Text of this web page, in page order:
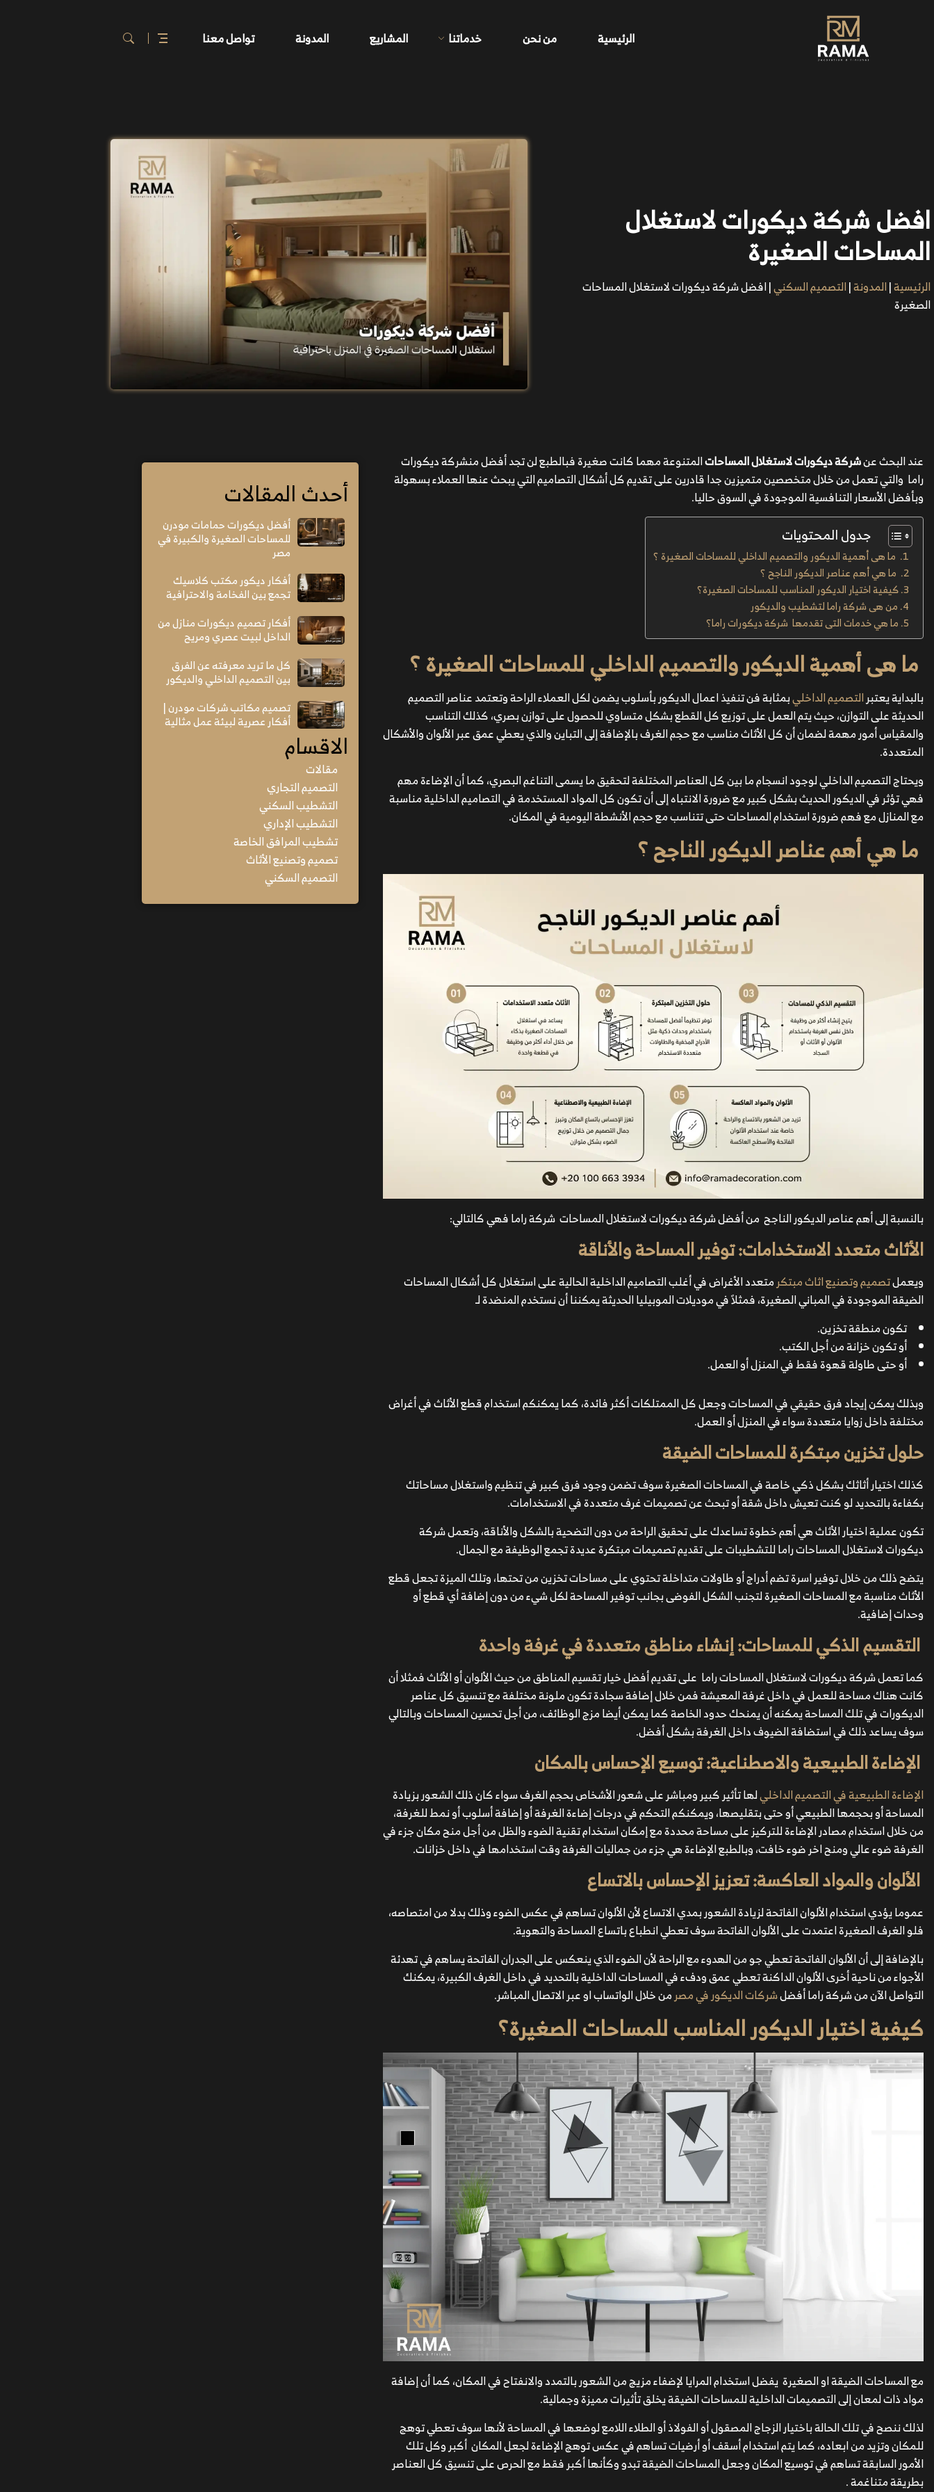
الرئيسية من نحن خدماتنا المشاريع المدونة تواصل معنا
افضل شركة ديكورات لاستغلال
المساحات الصغيرة
الرئيسية|المدونة|التصميم السكني|افضل شركة ديكورات لاستغلال المساحات
الصغيرة
عند البحث عنشركة ديكورات لاستغلال المساحاتالمتنوعة مهما كانت صغيرة فبالطبع لن تجد أفضل منشركة ديكورات
راما والتي تعمل من خلال متخصصين متميزين جدا قادرين على تقديم كل أشكال التصاميم التي يبحث عنها العملاء بسهولة
وبأفضل الأسعار التنافسية الموجودة في السوق حاليا.
جدول المحتويات
ما هى أهمية الديكور والتصميم الداخلي للمساحات الصغيرة ؟
ما هي أهم عناصر الديكور الناجح ؟
كيفية اختيار الديكور المناسب للمساحات الصغيرة؟
من هى شركة راما لتشطيب والديكور
ما هي خدمات التى تقدمها شركة ديكورات راما؟
ما هى أهمية الديكور والتصميم الداخلي للمساحات الصغيرة ؟
بالبداية يعتبرالتصميم الداخليبمثابة فن تنفيذ اعمال الديكور بأسلوب يضمن لكل العملاء الراحة وتعتمد عناصر التصميم
الحديثة على التوازن، حيث يتم العمل على توزيع كل القطع بشكل متساوي للحصول على توازن بصري، كذلك التناسب
والمقياس أمور مهمة لضمان أن كل الأثاث مناسب مع حجم الغرف بالإضافة إلى التباين والذي يعطي عمق عبر الألوان والأشكال
المتعددة.
ويحتاج التصميم الداخلي لوجود انسجام ما بين كل العناصر المختلفة لتحقيق ما يسمى التناغم البصري، كما أن الإضاءة مهم
فهي تؤثر في الديكور الحديث بشكل كبير مع ضرورة الانتباه إلى أن تكون كل المواد المستخدمة في التصاميم الداخلية مناسبة
مع المنازل مع فهم ضرورة استخدام المساحات حتى تتناسب مع حجم الأنشطة اليومية في المكان.
ما هي أهم عناصر الديكور الناجح ؟
بالنسبة إلى أهم عناصر الديكور الناجح من أفضل شركة ديكورات لاستغلال المساحات شركة راما فهي كالتالي:
الأثاث متعدد الاستخدامات: توفير المساحة والأناقة
ويعملتصميم وتصنيع اثاث مبتكر متعدد الأغراض في أغلب التصاميم الداخلية الحالية على استغلال كل أشكال المساحات
الضيقة الموجودة في المباني الصغيرة، فمثلاً في موديلات الموبيليا الحديثة يمكننا أن نستخدم المنضدة لـ
تكون منطقة تخزين.
أو تكون خزانة من أجل الكتب.
أو حتى طاولة قهوة فقط في المنزل أو العمل.
وبذلك يمكن إيجاد فرق حقيقي في المساحات وجعل كل الممتلكات أكثر فائدة، كما يمكنكم استخدام قطع الأثاث في أغراض
مختلفة داخل زوايا متعددة سواء في المنزل أو العمل.
حلول تخزين مبتكرة للمساحات الضيقة
كذلك اختيار أثاثك بشكل ذكي خاصة في المساحات الصغيرة سوف تضمن وجود فرق كبير في تنظيم واستغلال مساحاتك
بكفاءة بالتحديد لو كنت تعيش داخل شقة أو تبحث عن تصميمات غرف متعددة في الاستخدامات.
تكون عملية اختيار الأثاث هي أهم خطوة تساعدك على تحقيق الراحة من دون التضحية بالشكل والأناقة، وتعمل شركة
ديكورات لاستغلال المساحات راما للتشطيبات على تقديم تصميمات مبتكرة عديدة تجمع الوظيفة مع الجمال.
يتضح ذلك من خلال توفير اسرة تضم أدراج أو طاولات متداخلة تحتوي على مساحات تخزين من تحتها، وتلك الميزة تجعل قطع
الأثاث مناسبة مع المساحات الصغيرة لتجنب الشكل الفوضى بجانب توفير المساحة لكل شيء من دون إضافة أي قطع أو
وحدات إضافية.
التقسيم الذكي للمساحات: إنشاء مناطق متعددة في غرفة واحدة
كما تعمل شركة ديكورات لاستغلال المساحات راما على تقديم أفضل خيار تقسيم المناطق من حيث الألوان أو الأثاث فمثلا أن
كانت هناك مساحة للعمل في داخل غرفة المعيشة فمن خلال إضافة سجادة تكون ملونة مختلفة مع تنسيق كل عناصر
الديكورات في تلك المساحة يمكنه أن يمنحك حدود الخاصة كما يمكن أيضا مزج الوظائف، من أجل تحسين المساحات وبالتالي
سوف يساعد ذلك في استضافة الضيوف داخل الغرفة بشكل أفضل.
الإضاءة الطبيعية والاصطناعية: توسيع الإحساس بالمكان
الإضاءة الطبيعية في التصميم الداخليلها تأثير كبير ومباشر على شعور الأشخاص بحجم الغرف سواء كان ذلك الشعور بزيادة
المساحة أو بحجمها الطبيعي أو حتى بتقليصها، ويمكنكم التحكم في درجات إضاءة الغرفة أو إضافة أسلوب أو نمط للغرفة،
من خلال استخدام مصادر الإضاءة للتركيز على مساحة محددة مع إمكان استخدام تقنية الضوء والظل من أجل منح مكان جزء في
الغرفة ضوء عالي ومنح اخر ضوء خافت، وبالطبع الإضاءة هي جزء من جماليات الغرفة وقت استخدامها في داخل خزانات.
الألوان والمواد العاكسة: تعزيز الإحساس بالاتساع
عموما يؤدي استخدام الألوان الفاتحة لزيادة الشعور بمدي الاتساع لأن الألوان تساهم في عكس الضوء وذلك بدلا من امتصاصه،
فلو الغرف الصغيرة اعتمدت على الألوان الفاتحة سوف تعطي انطباع باتساع المساحة والتهوية.
بالإضافة إلى أن الألوان الفاتحة تعطي جو من الهدوء مع الراحة لأن الضوء الذي ينعكس على الجدران الفاتحة يساهم في تهدئة
الأجواء من ناحية أخرى الألوان الداكنة تعطي عمق ودفء في المساحات الداخلية بالتحديد في داخل الغرف الكبيرة، يمكنك
التواصل الآن من شركة راما أفضلشركات الديكور في مصر من خلال الواتساب او عبر الاتصال المباشر.
كيفية اختيار الديكور المناسب للمساحات الصغيرة؟
مع المساحات الضيقة او الصغيرة يفضل استخدام المرايا لإضفاء مزيج من الشعور بالتمدد والانفتاح في المكان، كما أن إضافة
مواد ذات لمعان إلى التصميمات الداخلية للمساحات الضيقة يخلق تأثيرات مميزة وجمالية.
لذلك ننصح في تلك الحالة باختيار الزجاج المصقول أو الفولاذ أو الطلاء اللامع لوضعها في المساحة لأنها سوف تعطي توهج
للمكان وتزيد من ابعاده، كما يتم استخدام أسقف أو أرضيات تساهم في عكس توهج الإضاءة لجعل المكان أكبر وكل تلك
الأمور السابقة تساهم في توسيع المكان وجعل المساحات الضيقة تبدو وكأنها أكبر فقط مع الحرص على تنسيق كل العناصر
بطريقة متناغمة .
أحدث المقالات
أفضل ديكورات حمامات مودرن
للمساحات الصغيرة والكبيرة في
مصر
أفكار ديكور مكتب كلاسيك
تجمع بين الفخامة والاحترافية
أفكار تصميم ديكورات منازل من
الداخل لبيت عصري ومريح
كل ما تريد معرفته عن الفرق
بين التصميم الداخلي والديكور
تصميم مكاتب شركات مودرن |
أفكار عصرية لبيئة عمل مثالية
الاقسام
مقالات
التصميم التجاري
التشطيب السكني
التشطيب الإداري
تشطيب المرافق الخاصة
تصميم وتصنيع الأثاث
التصميم السكني